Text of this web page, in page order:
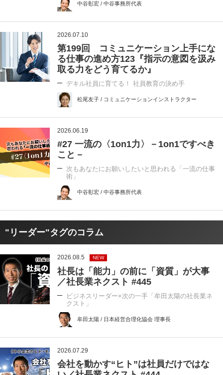
中谷彰宏 / 中谷事務所代表
2026.07.10
第199回 コミュニケーション上手にな
る仕事の進め方123『指示の意図を汲み
取る力をどう育てるか』
デキル社員に育てる！ 社員教育の決め手
松尾友子 / コミュニケーションインストラクター
2026.06.19
#27 一流の〈1on1力〉－1on1ですべき
こと－
次もあなたにお願いしたいと思われる「一流の仕事
術」
中谷彰宏 / 中谷事務所代表
"リーダー"タグのコラム
2026.08.5 NEW
社長は「能力」の前に「資質」が大事
／社長業ネクスト #445
ビジネスリーダー×次の一手「牟田太陽の社長業ネ
クスト」
牟田太陽 / 日本経営合理化協会 理事長
2026.07.29
会社を動かす“ヒト”は社員だけではな